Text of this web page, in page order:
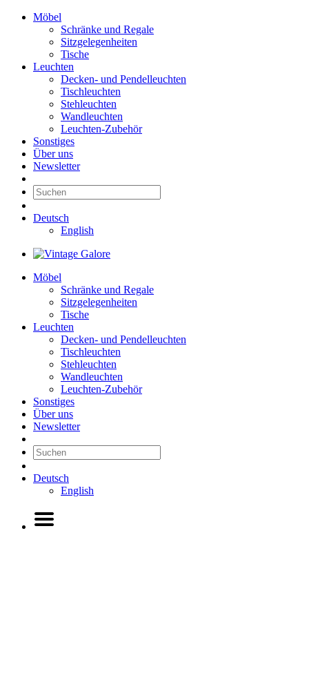
Möbel
Schränke und Regale
Sitzgelegenheiten
Tische
Leuchten
Decken- und Pendelleuchten
Tischleuchten
Stehleuchten
Wandleuchten
Leuchten-Zubehör
Sonstiges
Über uns
Newsletter
Deutsch
English
Möbel
Schränke und Regale
Sitzgelegenheiten
Tische
Leuchten
Decken- und Pendelleuchten
Tischleuchten
Stehleuchten
Wandleuchten
Leuchten-Zubehör
Sonstiges
Über uns
Newsletter
Deutsch
English